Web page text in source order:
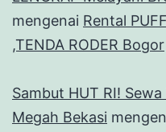
mengenai Rental
,TENDA RODER Bogor
Sambut HUT RI!
Megah Bekasi